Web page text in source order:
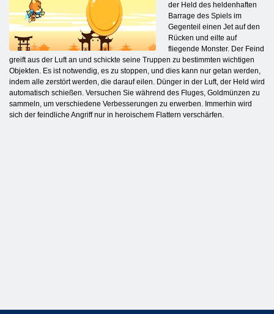
der Held des heldenhaften
Barrage des Spiels im
Gegenteil einen Jet auf den
Rücken und eilte auf
fliegende Monster. Der Feind
greift aus der Luft an und schickte seine Truppen zu bestimmten wichtigen
Objekten. Es ist notwendig, es zu stoppen, und dies kann nur getan werden,
indem alle zerstört werden, die darauf eilen. Dünger in der Luft, der Held wird
automatisch schießen. Versuchen Sie während des Fluges, Goldmünzen zu
sammeln, um verschiedene Verbesserungen zu erwerben. Immerhin wird
sich der feindliche Angriff nur in heroischem Flattern verschärfen.